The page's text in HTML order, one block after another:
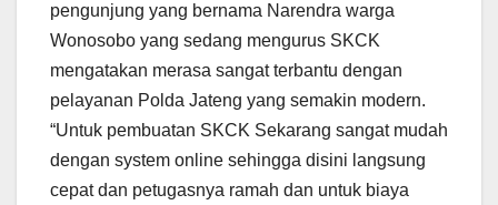
pengunjung yang bernama Narendra warga
Wonosobo yang sedang mengurus SKCK
mengatakan merasa sangat terbantu dengan
pelayanan Polda Jateng yang semakin modern.
“Untuk pembuatan SKCK Sekarang sangat mudah
dengan system online sehingga disini langsung
cepat dan petugasnya ramah dan untuk biaya